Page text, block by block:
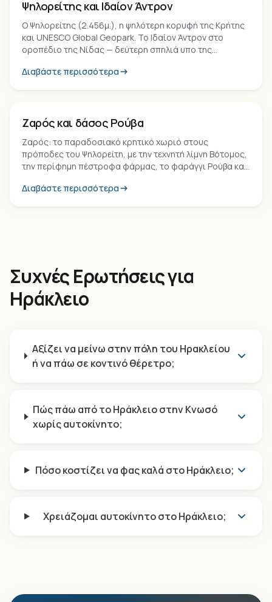
Ψηλορείτης και Ιδαίον Άντρον
Ο Ψηλορείτης (2.456μ.), η ψηλότερη κορυφή της Κρήτης
και UNESCO Global Geopark. Το Ιδαίον Άντρον στο
οροπέδιο της Νίδας — δεύτερη σπηλιά υπο της
Διαβάστε περισσότερα
Οικισμός
Ζαρός και δάσος Ρούβα
Ζαρός: το παραδοσιακό κρητικό χωριό στους
πρόποδες του Ψηλορείτη, με την τεχνητή λίμνη Βότομος,
την περίφημη πέστροφα φάρμας, το φαράγγι Ρούβα και
αιώνα.
Διαβάστε περισσότερα
Συχνές Ερωτήσεις για
Ηράκλειο
Αξίζει να μείνω στην πόλη του Ηρακλείου
ή να πάω σε κοντινό θέρετρο;
Πώς πάω από το Ηράκλειο στην Κνωσό
χωρίς αυτοκίνητο;
Πόσο κοστίζει να φας καλά στο Ηράκλειο;
Χρειάζομαι αυτοκίνητο στο Ηράκλειο;